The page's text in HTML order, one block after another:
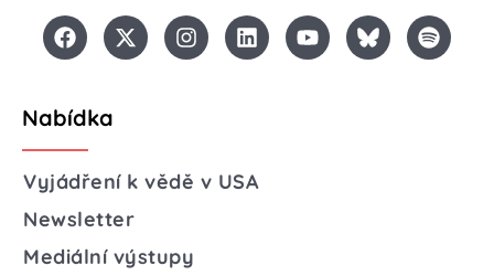
Nabídka
Vyjádření k vědě v USA
Newsletter
Mediální výstupy